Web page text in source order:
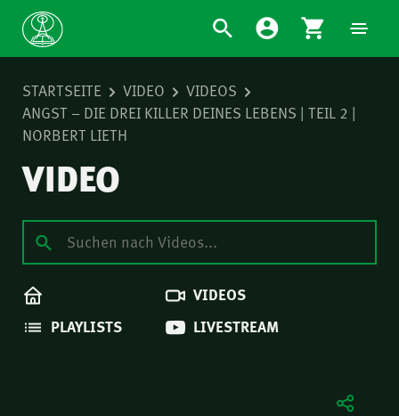
STARTSEITE VIDEO
VIDEOS
ANGST – DIE DREI KILLER DEINES LEBENS | TEIL 2 |
NORBERT LIETH
VIDEO
VIDEOS
PLAYLISTS
LIVESTREAM